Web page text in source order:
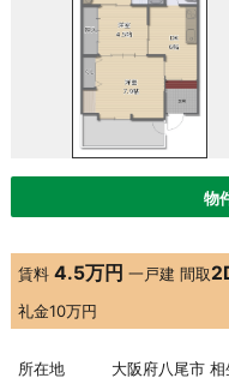
物
賃料 4.5万円一戸建 間取
礼金10万円
所在地
大阪府八尾市